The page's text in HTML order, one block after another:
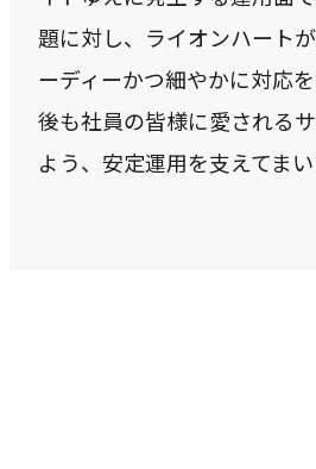
題に対し、ライオンハート
ーディーかつ細やかに対応
後も社員の皆様に愛される
よう、安定運用を支えてまい